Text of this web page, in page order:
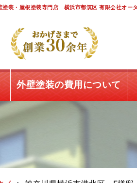
装・屋根塗装専門店 横浜市都筑区 有限会社オー
外壁塗装の費用について